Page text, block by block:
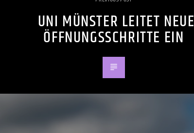
UNI MÜNSTER LEITET NEUE
ÖFFNUNGSSCHRITTE EIN